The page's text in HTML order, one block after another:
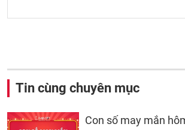
Tin cùng chuyên mục
Con số may mắn